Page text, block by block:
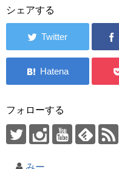
シェアする
フォローする